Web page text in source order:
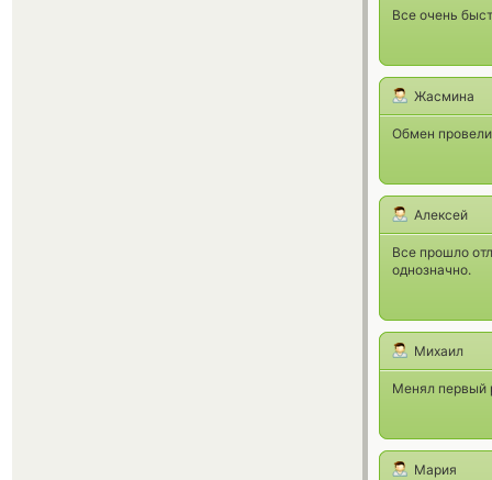
Все очень
Жасмина
Обмен
Алексей
Все прошло
однозначно.
Михаил
Менял первый
Мария